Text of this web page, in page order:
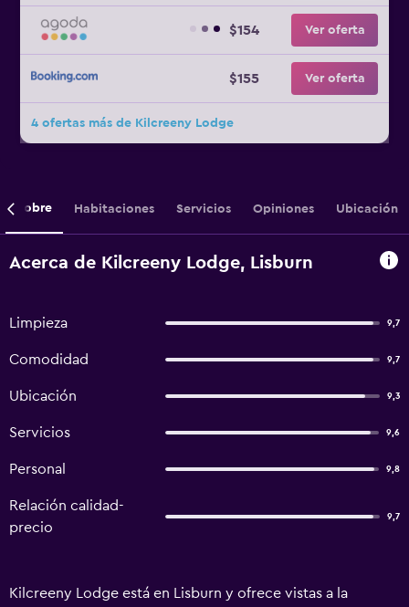
$154 Ver oferta
$155 Ver oferta
4 ofertas más de Kilcreeny Lodge
Sobre Habitaciones Servicios Opiniones Ubicación
Acerca de Kilcreeny Lodge, Lisburn
Limpieza 9,7
Comodidad 9,7
Ubicación 9,3
Servicios 9,6
Personal 9,8
Relación calidad-
precio
9,7
Kilcreeny Lodge está en Lisburn y ofrece vistas a la